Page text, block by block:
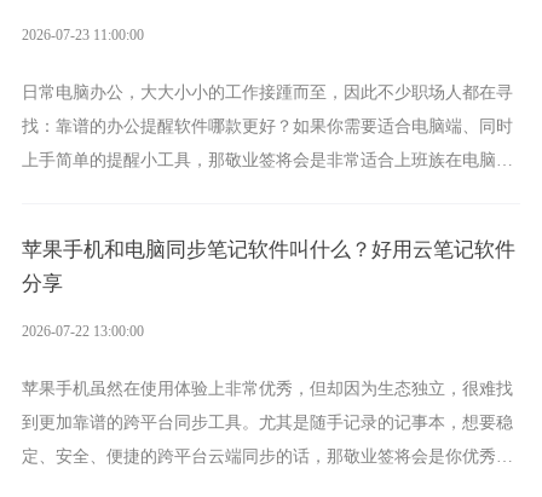
2026-07-23 11:00:00
日常电脑办公，大大小小的工作接踵而至，因此不少职场人都在寻
找：靠谱的办公提醒软件哪款更好？如果你需要适合电脑端、同时
上手简单的提醒小工具，那敬业签将会是非常适合上班族在电脑上
苹果手机和电脑同步笔记软件叫什么？好用云笔记软件
分享
2026-07-22 13:00:00
苹果手机虽然在使用体验上非常优秀，但却因为生态独立，很难找
到更加靠谱的跨平台同步工具。尤其是随手记录的记事本，想要稳
定、安全、便捷的跨平台云端同步的话，那敬业签将会是你优秀的